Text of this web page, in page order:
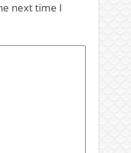
next time I